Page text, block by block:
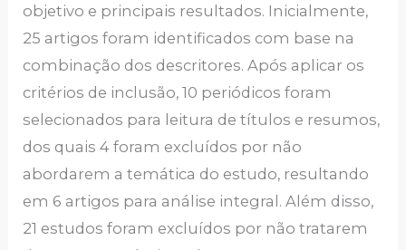
objetivo e principais resultados. Inicialmente,
25 artigos foram identificados com base na
combinação dos descritores. Após aplicar os
critérios de inclusão, 10 periódicos foram
selecionados para leitura de títulos e resumos,
dos quais 4 foram excluídos por não
abordarem a temática do estudo, resultando
em 6 artigos para análise integral. Além disso,
21 estudos foram excluídos por não tratarem